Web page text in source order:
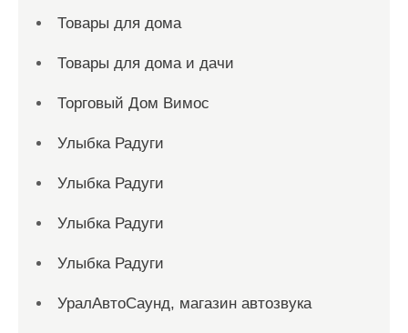
Товары для дома
Товары для дома и дачи
Торговый Дом Вимос
Улыбка Радуги
Улыбка Радуги
Улыбка Радуги
Улыбка Радуги
УралАвтоСаунд, магазин автозвука